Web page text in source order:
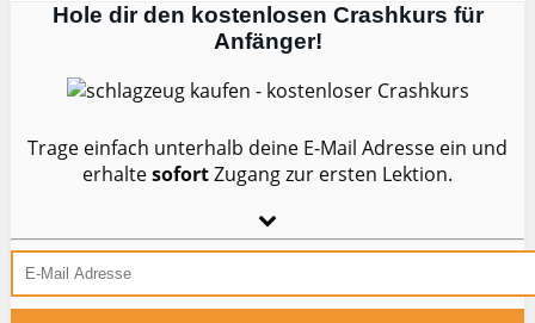
Hole dir den kostenlosen Crashkurs für
Anfänger!
Trage einfach unterhalb deine E-Mail Adresse ein und
erhaltesofortZugang zur ersten Lektion.